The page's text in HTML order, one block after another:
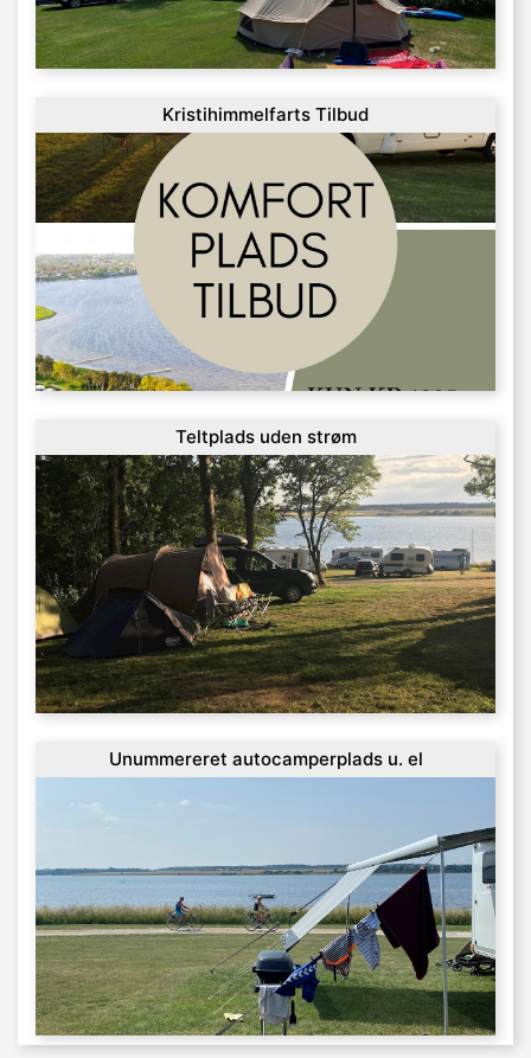
Kristihimmelfarts Tilbud
Teltplads uden strøm
Unummereret autocamperplads u. el